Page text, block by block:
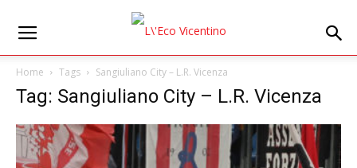
Home Tags Sangiuliano City – L.R. Vicenza
Tag: Sangiuliano City – L.R. Vicenza